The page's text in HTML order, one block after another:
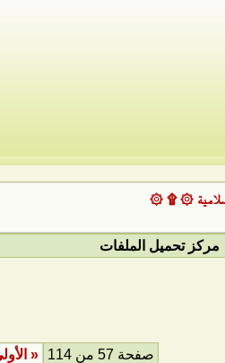
۞ ۩ ۞
مركز تحميل الملفات
صفحة 57 من 114 «